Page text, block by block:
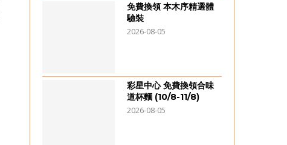
免費換領 本木序精選體
驗裝
2026-08-05
彩星中心 免費換領合味
道杯麵 (10/8-11/8)
2026-08-05